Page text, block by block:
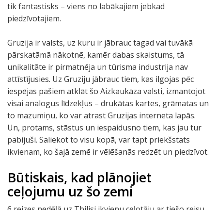
tik fantastisks – viens no labākajiem jebkad
piedzīvotajiem.
Gruzija ir valsts, uz kuru ir jābrauc tagad vai tuvākā
pārskatāmā nākotnē, kamēr dabas skaistums, tā
unikalitāte ir pirmatnēja un tūrisma industrija nav
attīstījusies. Uz Gruziju jābrauc tiem, kas ilgojas pēc
iespējas pašiem atklāt šo Aizkaukāza valsti, izmantojot
visai analogus līdzekļus – drukātas kartes, grāmatas un
to mazumiņu, ko var atrast Gruzijas interneta lapās.
Un, protams, stāstus un iespaidusno tiem, kas jau tur
pabijuši. Saliekot to visu kopā, var tapt priekšstats
ikvienam, ko šajā zemē ir vēlēšanās redzēt un piedzīvot.
Būtiskais, kad plānojiet
ceļojumu uz šo zemi